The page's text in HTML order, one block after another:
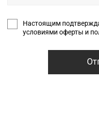
Настоящим